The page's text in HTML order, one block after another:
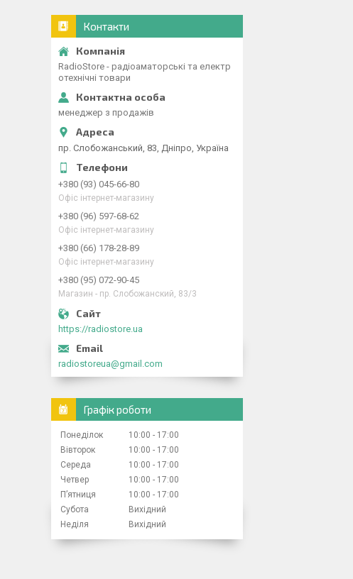
Контакти
RadioStore - радіоаматорські та електр
отехнічні товари
менеджер з продажів
пр. Слобожанський, 83, Дніпро, Україна
+380 (93) 045-66-80
Офіс інтернет-магазину
+380 (96) 597-68-62
Офіс інтернет-магазину
+380 (66) 178-28-89
Офіс інтернет-магазину
+380 (95) 072-90-45
Магазин - пр. Слобожанский, 83/3
https://radiostore.ua
radiostoreua@gmail.com
Графік роботи
Понеділок 10:00
17:00
Вівторок
10:00
17:00
Середа
10:00
17:00
Четвер
10:00
17:00
Пʼятниця
10:00
17:00
Субота
Вихідний
Неділя
Вихідний